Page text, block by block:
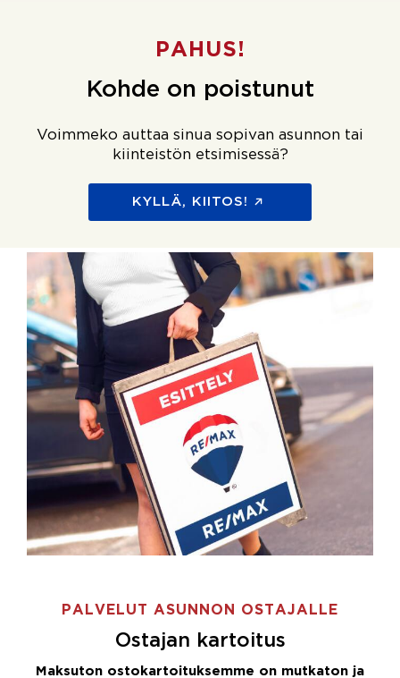
PAHUS!
Kohde on poistunut
Voimmeko auttaa sinua sopivan asunnon tai
kiinteistön etsimisessä?
KYLLÄ, KIITOS!
PALVELUT ASUNNON OSTAJALLE
Ostajan kartoitus
Maksuton ostokartoituksemme on mutkaton ja